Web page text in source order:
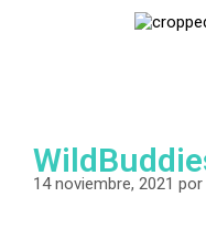
14 noviembre, 2021 por